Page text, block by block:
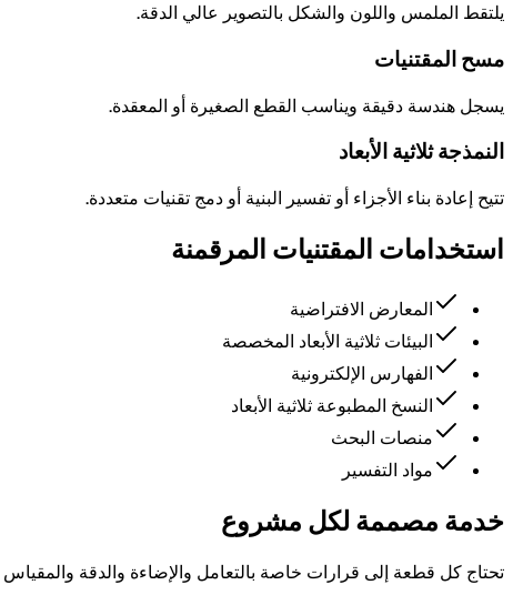
يلتقط الملمس واللون والشكل بالتصوير عالي الدقة.
مسح المقتنيات
يسجل هندسة دقيقة ويناسب القطع الصغيرة أو المعقدة.
النمذجة ثلاثية الأبعاد
تتيح إعادة بناء الأجزاء أو تفسير البنية أو دمج تقنيات متعددة.
استخدامات المقتنيات المرقمنة
المعارض الافتراضية
البيئات ثلاثية الأبعاد المخصصة
الفهارس الإلكترونية
النسخ المطبوعة ثلاثية الأبعاد
منصات البحث
مواد التفسير
خدمة مصممة لكل مشروع
تحتاج كل قطعة إلى قرارات خاصة بالتعامل والإضاءة والدقة